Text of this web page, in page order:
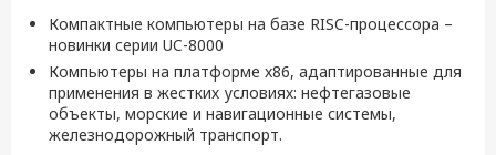
Компактные компьютеры на базе RISC-процессора –
новинки серии UC-8000
Компьютеры на платформе x86, адаптированные для
применения в жестких условиях: нефтегазовые
объекты, морские и навигационные системы,
железнодорожный транспорт.